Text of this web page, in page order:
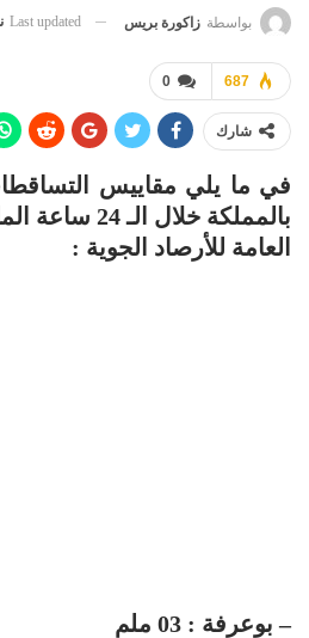
بواسطة زاكورة بريس Last updated
0 687
شارك
في ما يلي مقاييس
بالمملكة
العامة للأرصاد الجوية :
– بوعرفة : 03 ملم